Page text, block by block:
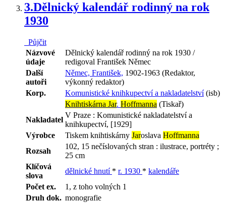
3.Dělnický kalendář rodinný na rok
1930
Půjčit
Názvové
údaje
Dělnický kalendář rodinný na rok 1930 /
redigoval František Němec
Další
autoři
Němec, František, 1902-1963 (Redaktor,
výkonný redaktor)
Korp.
Komunistické knihkupectví a nakladatelství(isb)
Knihtiskárna Jar. Hoffmanna (Tiskař)
Nakladatel
V Praze : Komunistické nakladatelství a
knihkupectví, [1929]
Výrobce
Tiskem knihtiskárny Jaroslava Hoffmanna
Rozsah
102, 15 nečíslovaných stran : ilustrace, portréty ;
25 cm
Klíčová
slova
dělnické hnutí * r. 1930 * kalendáře
Počet ex.
1, z toho volných 1
Druh dok. monografie